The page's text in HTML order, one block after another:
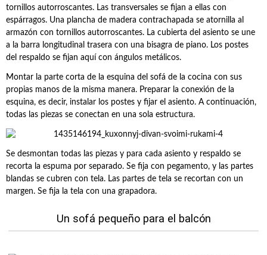
tornillos autorroscantes. Las transversales se fijan a ellas con
espárragos. Una plancha de madera contrachapada se atornilla al
armazón con tornillos autorroscantes. La cubierta del asiento se une
a la barra longitudinal trasera con una bisagra de piano. Los postes
del respaldo se fijan aquí con ángulos metálicos.
Montar la parte corta de la esquina del sofá de la cocina con sus
propias manos de la misma manera. Preparar la conexión de la
esquina, es decir, instalar los postes y fijar el asiento. A continuación,
todas las piezas se conectan en una sola estructura.
Se desmontan todas las piezas y para cada asiento y respaldo se
recorta la espuma por separado. Se fija con pegamento, y las partes
blandas se cubren con tela. Las partes de tela se recortan con un
margen. Se fija la tela con una grapadora.
Un sofá pequeño para el balcón